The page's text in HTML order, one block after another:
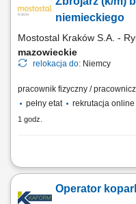
wykonywanie połączeń
okablowanie szafniemieckiego
Mostostal Kraków S.A. -
mazowieckie
relokacja do: Niemcy
pracownik fizyczny /
pełny etat
rekrutacja online
1 godz.
Zakres obowiązków Wiązanie
Operator